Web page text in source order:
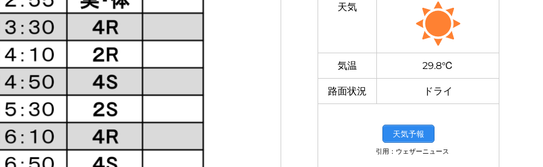
天気
気温 29.8℃
路面状況 ドライ
天気予報
引用：ウェザーニュース